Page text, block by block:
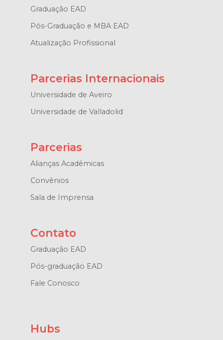
Graduação EAD
Pós-Graduação e MBA EAD
Atualização Profissional
Parcerias Internacionais
Universidade de Aveiro
Universidade de Valladolid
Parcerias
Alianças Acadêmicas
Convênios
Sala de Imprensa
Contato
Graduação EAD
Pós-graduação EAD
Fale Conosco
Hubs